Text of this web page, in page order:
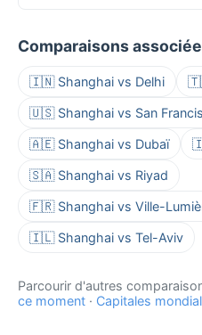
Comparaisons
🇮🇳 Shanghai vs Delhi
🇺🇸 Shanghai vs San
🇦🇪 Shanghai vs Dubaï
🇸🇦 Shanghai vs Riyad
🇫🇷 Shanghai vs Ville-
🇮🇱 Shanghai vs Tel-Aviv
Parcourir d'autres
ce moment · Capitales